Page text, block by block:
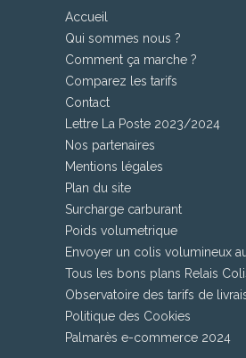
Accueil
Qui sommes nous ?
Comment ça marche ?
Comparez les tarifs
Contact
Lettre La Poste 2023/2024
Nos partenaires
Mentions légales
Plan du site
Surcharge carburant
Poids volumetrique
Envoyer un colis volumineux
Tous les bons plans Relais
Observatoire des tarifs de
Politique des Cookies
Palmarès e-commerce 2024